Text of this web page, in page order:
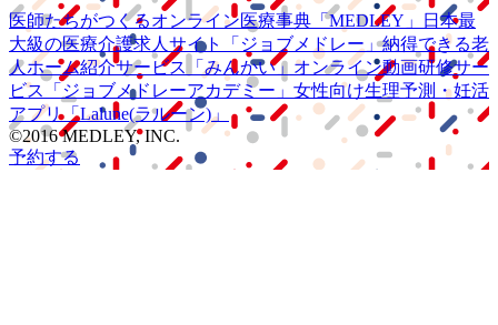
医師たちがつくるオンライン医療事典 「MEDLEY」
日本最
大級の医療介護求人サイト 「ジョブメドレー」納得できる老
人ホーム紹介サービス
「みんかい」 オンライン動画研修サー
ビス
「ジョブメドレーアカデミー」 女性向け生理予測・妊活
アプリ「Lalune(ラルーン)」
©2016 MEDLEY, INC.
予約する